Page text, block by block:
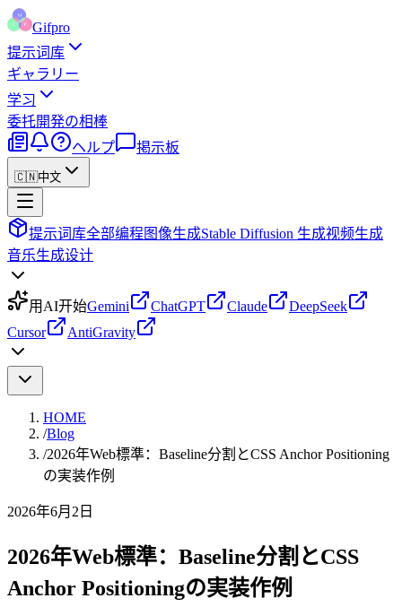
Gifpro
提示词库
ギャラリー
学习
委托開発の相棒
ヘルプ
掲示板
🇨🇳中文
提示词库全部编程 图像生成Stable Diffusion 生成视频生成
音乐生成设计
用AI开始Gemini ChatGPT Claude
DeepSeek
Cursor
AntiGravity
HOME
/Blog
/2026年Web標準：Baseline分割とCSS Anchor Positioning
の実装作例
2026年6月2日
2026年Web標準：Baseline分割とCSS
Anchor Positioningの実装作例